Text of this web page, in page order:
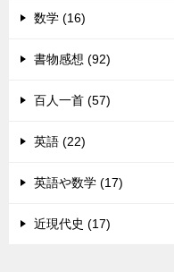
数学 (16)
書物感想 (92)
百人一首 (57)
英語 (22)
英語や数学 (17)
近現代史 (17)